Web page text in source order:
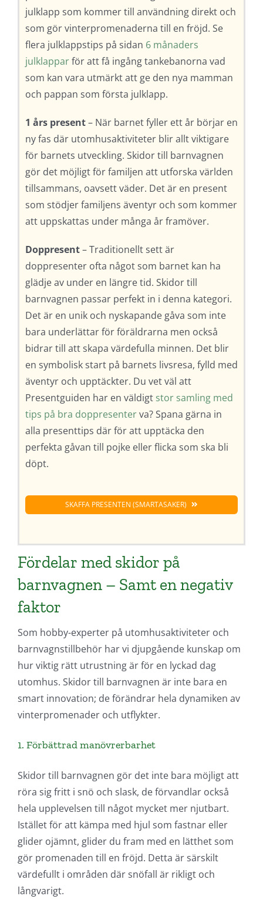
julklapp som kommer till användning direkt och
som gör vinterpromenaderna till en fröjd. Se
flera julklappstips på sidan 6 månaders
julklapparför att få ingång tankebanorna vad
som kan vara utmärkt att ge den nya mamman
och pappan som första julklapp.
1 års present– När barnet fyller ett år börjar en
ny fas där utomhusaktiviteter blir allt viktigare
för barnets utveckling. Skidor till barnvagnen
gör det möjligt för familjen att utforska världen
tillsammans, oavsett väder. Det är en present
som stödjer familjens äventyr och som kommer
att uppskattas under många år framöver.
Doppresent– Traditionellt sett är
doppresenter ofta något som barnet kan ha
glädje av under en längre tid. Skidor till
barnvagnen passar perfekt in i denna kategori.
Det är en unik och nyskapande gåva som inte
bara underlättar för föräldrarna men också
bidrar till att skapa värdefulla minnen. Det blir
en symbolisk start på barnets livsresa, fylld med
äventyr och upptäckter. Du vet väl att
Presentguiden har en väldigt stor samling med
tips på bra doppresenterva? Spana gärna in
alla presenttips där för att upptäcka den
perfekta gåvan till pojke eller flicka som ska bli
döpt.
SKAFFA PRESENTEN (SMARTASAKER)
Fördelar med skidor på
barnvagnen – Samt en negativ
faktor
Som hobby-experter på utomhusaktiviteter och
barnvagnstillbehör har vi djupgående kunskap om
hur viktig rätt utrustning är för en lyckad dag
utomhus. Skidor till barnvagnen är inte bara en
smart innovation; de förändrar hela dynamiken av
vinterpromenader och utflykter.
1. Förbättrad manövrerbarhet
Skidor till barnvagnen gör det inte bara möjligt att
röra sig fritt i snö och slask, de förvandlar också
hela upplevelsen till något mycket mer njutbart.
Istället för att kämpa med hjul som fastnar eller
glider ojämnt, glider du fram med en lätthet som
gör promenaden till en fröjd. Detta är särskilt
värdefullt i områden där snöfall är rikligt och
långvarigt.